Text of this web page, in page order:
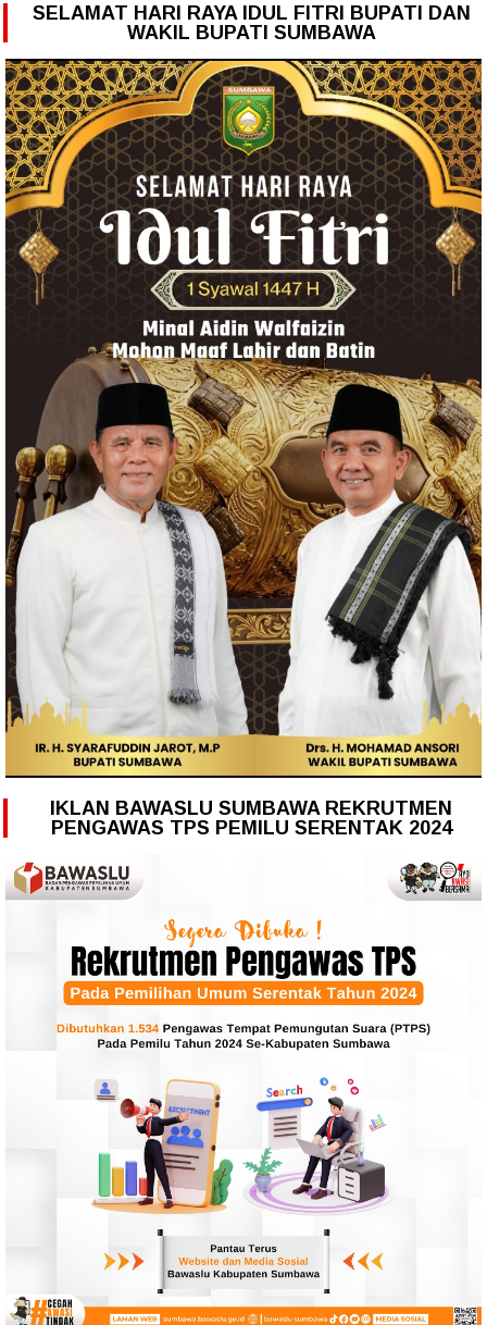
SELAMAT HARI RAYA IDUL FITRI BUPATI DAN
WAKIL BUPATI SUMBAWA
IKLAN BAWASLU SUMBAWA REKRUTMEN
PENGAWAS TPS PEMILU SERENTAK 2024